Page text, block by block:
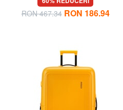
RON 467.34 RON 186.94